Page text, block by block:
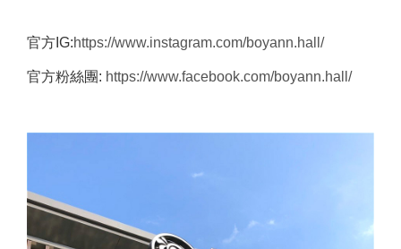
官方IG:https://www.instagram.com/boyann.hall/
官方粉絲團: https://www.facebook.com/boyann.hall/